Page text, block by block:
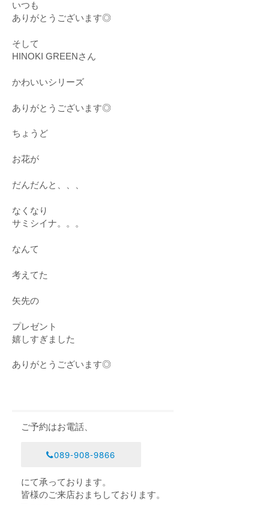
いつも
ありがとうございます◎
そして
HINOKI GREENさん
かわいいシリーズ
ありがとうございます◎
ちょうど
お花が
だんだんと、、、
なくなり
サミシイナ。。。
なんて
考えてた
矢先の
プレゼント
嬉しすぎました
ありがとうございます◎
ご予約はお電話、
089-908-9866
にて承っております。
皆様のご来店おまちしております。